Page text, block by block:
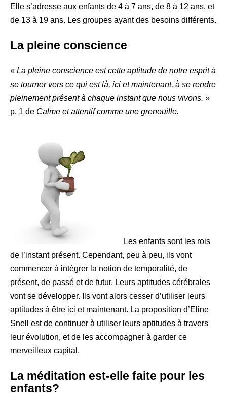
Elle s’adresse aux enfants de 4 à 7 ans, de 8 à 12 ans, et
de 13 à 19 ans. Les groupes ayant des besoins différents.
La pleine conscience
« La pleine conscience est cette aptitude de notre esprit à
se tourner vers ce qui est là, ici et maintenant, à se rendre
pleinement présent à chaque instant que nous vivons. »
p. 1 de Calme et attentif comme une grenouille.
Les enfants sont les rois
de l’instant présent. Cependant, peu à peu, ils vont
commencer à intégrer la notion de temporalité, de
présent, de passé et de futur. Leurs aptitudes cérébrales
vont se développer. Ils vont alors cesser d’utiliser leurs
aptitudes à être ici et maintenant. La proposition d’Eline
Snell est de continuer à utiliser leurs aptitudes à travers
leur évolution, et de les accompagner à garder ce
merveilleux capital.
La méditation est-elle faite pour les
enfants?